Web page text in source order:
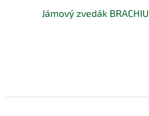
Jámový zvedák